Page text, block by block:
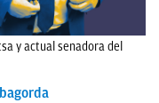
y actual senadora del